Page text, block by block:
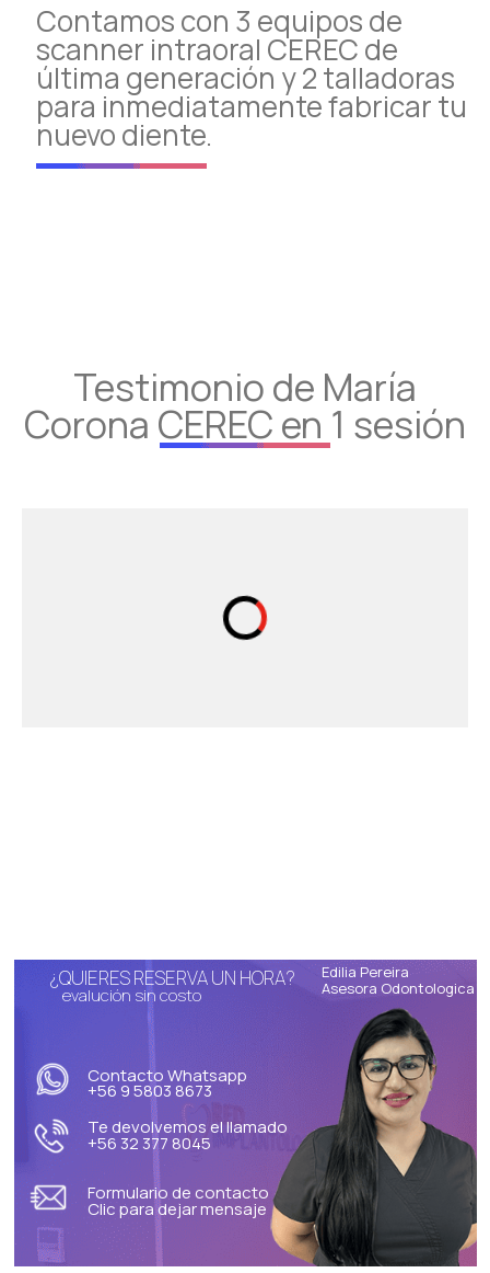
Contamos con 3 equipos de
scanner intraoral CEREC de
última generación y 2 talladoras
para inmediatamente fabricar tu
nuevo diente.
Testimonio de María
Corona CEREC en 1 sesión
Contacto Whatsapp
+56 9 5803 8673
Te devolvemos el llamado
+56 32 377 8045
Formulario de contacto
Clic para dejar mensaje
Edilia Pereira
Asesora Odontologica
¿QUIERES RESERVA UN HORA?
evalución sin costo